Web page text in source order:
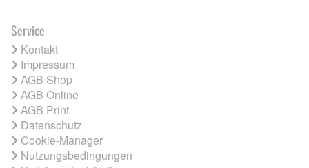
Service
Kontakt
Impressum
AGB Shop
AGB Online
AGB Print
Datenschutz
Cookie-Manager
Nutzungsbedingungen